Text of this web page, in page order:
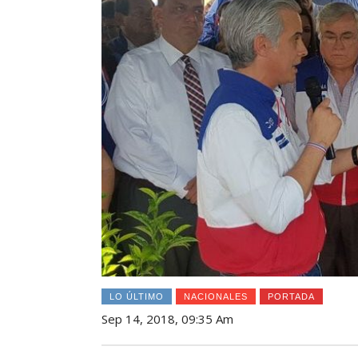
LO ÚLTIMO NACIONALES PORTADA
Sep 14, 2018, 09:35 Am